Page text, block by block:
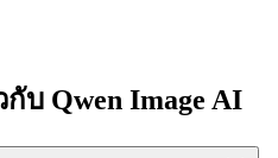
บ Qwen Image AI